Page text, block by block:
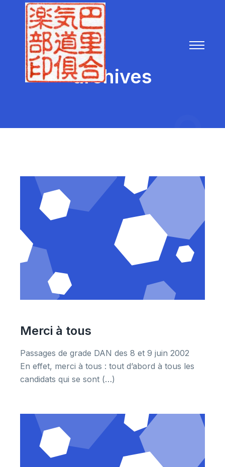
archives
Merci à tous
Passages de grade DAN des 8 et 9 juin 2002
En effet, merci à tous : tout d’abord à tous les
candidats qui se sont (…)